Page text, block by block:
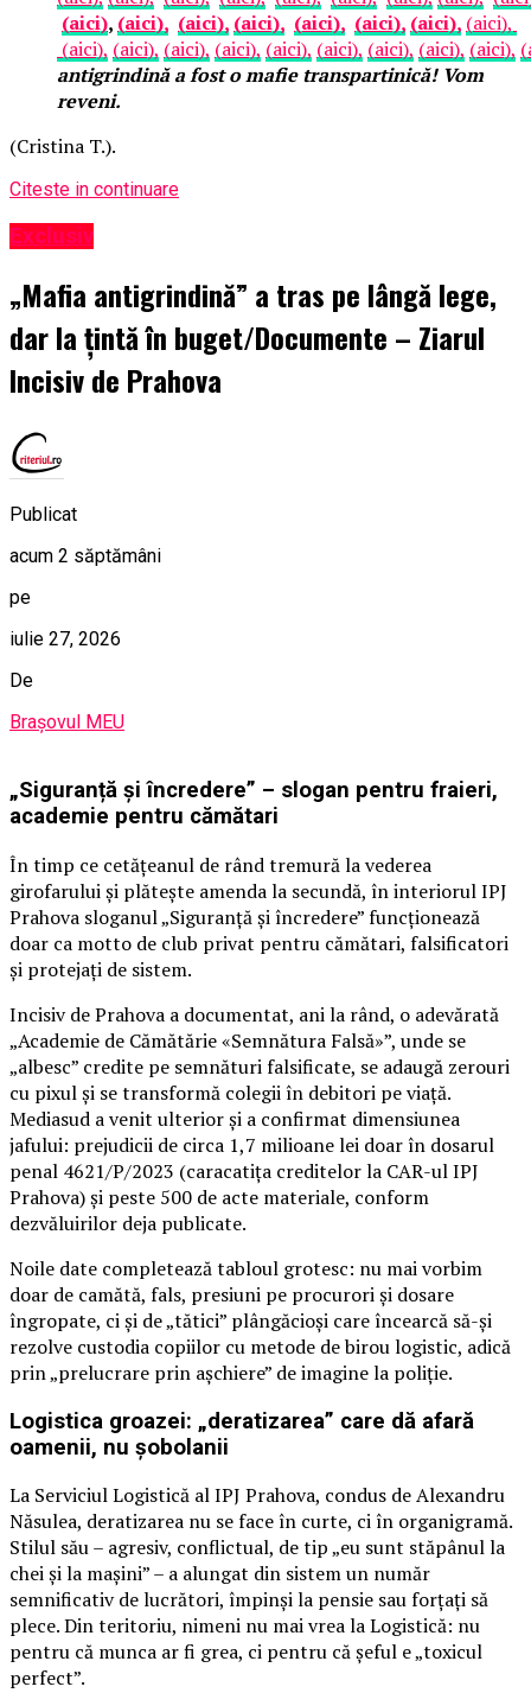
(aici), (aici), (aici), (aici), (aici), (aici), (aici), (aici),
(aici), (aici), (aici), (aici), (aici), (aici), (aici), (aici), (aici),
antigrindină a fost o mafie transpartinică! Vom
reveni.
(Cristina T.).
Citeste in continuare
Exclusiv
„Mafia antigrindină” a tras pe lângă lege,
dar la țintă în buget/Documente – Ziarul
Incisiv de Prahova
Publicat
acum 2 săptămâni
pe
iulie 27, 2026
De
Brașovul MEU
„Siguranță și încredere” – slogan pentru fraieri,
academie pentru cămătari
În timp ce cetățeanul de rând tremură la vederea
girofarului și plătește amenda la secundă, în interiorul IPJ
Prahova sloganul „Siguranță și încredere” funcționează
doar ca motto de club privat pentru cămătari, falsificatori
și protejați de sistem.
Incisiv de Prahova a documentat, ani la rând, o adevărată
„Academie de Cămătărie «Semnătura Falsă»”, unde se
„albesc” credite pe semnături falsificate, se adaugă zerouri
cu pixul și se transformă colegii în debitori pe viață.
Mediasud a venit ulterior și a confirmat dimensiunea
jafului: prejudicii de circa 1,7 milioane lei doar în dosarul
penal 4621/P/2023 (caracatița creditelor la CAR-ul IPJ
Prahova) și peste 500 de acte materiale, conform
dezvăluirilor deja publicate.
Noile date completează tabloul grotesc: nu mai vorbim
doar de camătă, fals, presiuni pe procurori și dosare
îngropate, ci și de „tătici” plângăcioși care încearcă să-și
rezolve custodia copiilor cu metode de birou logistic, adică
prin „prelucrare prin așchiere” de imagine la poliție.
Logistica groazei: „deratizarea” care dă afară
oamenii, nu șobolanii
La Serviciul Logistică al IPJ Prahova, condus de Alexandru
Năsulea, deratizarea nu se face în curte, ci în organigramă.
Stilul său – agresiv, conflictual, de tip „eu sunt stăpânul la
chei și la mașini” – a alungat din sistem un număr
semnificativ de lucrători, împinși la pensie sau forțați să
plece. Din teritoriu, nimeni nu mai vrea la Logistică: nu
pentru că munca ar fi grea, ci pentru că șeful e „toxicul
perfect”.